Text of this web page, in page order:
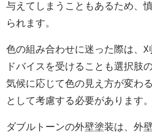
与えてしまうこともあるため、
られます。
色の組み合わせに迷った際は、
ドバイスを受けることも選択肢
気候に応じて色の見え方が変わ
として考慮する必要があります。
ダブルトーンの外壁塗装は、外